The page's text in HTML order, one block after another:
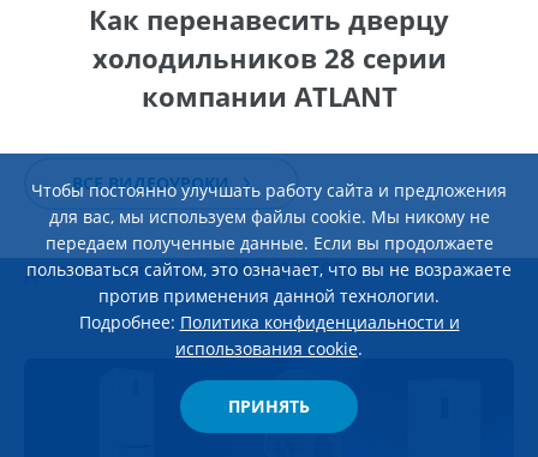
Как перенавесить дверцу
холодильников 28 серии
компании ATLANT
ВСЕ ВИДЕОУРОКИ
Чтобы постоянно улучшать работу сайта и предложения
для вас, мы используем файлы cookie. Мы никому не
передаем полученные данные. Если вы продолжаете
пользоваться сайтом, это означает, что вы не возражаете
против применения данной технологии.
Подробнее: Политика конфиденциальности и
использования cookie.
ПРИНЯТЬ
23 января 2026
Обзор стиральной машины c инверторным
двигателем ATLANT Х-1602-100